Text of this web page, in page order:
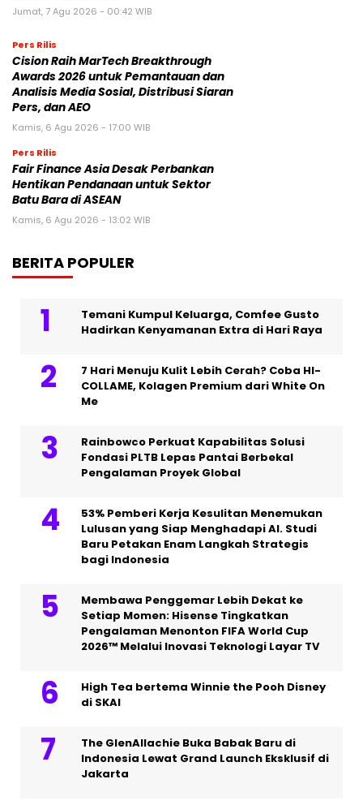
Jumat, 7 Agu 2026 - 00:42 WIB
Pers Rilis
Cision Raih MarTech Breakthrough
Awards 2026 untuk Pemantauan dan
Analisis Media Sosial, Distribusi Siaran
Pers, dan AEO
Kamis, 6 Agu 2026 - 17:00 WIB
Pers Rilis
Fair Finance Asia Desak Perbankan
Hentikan Pendanaan untuk Sektor
Batu Bara di ASEAN
Kamis, 6 Agu 2026 - 13:02 WIB
BERITA POPULER
Temani Kumpul Keluarga, Comfee Gusto
Hadirkan Kenyamanan Extra di Hari Raya
7 Hari Menuju Kulit Lebih Cerah? Coba HI-
COLLAME, Kolagen Premium dari White On
Me
Rainbowco Perkuat Kapabilitas Solusi
Fondasi PLTB Lepas Pantai Berbekal
Pengalaman Proyek Global
53% Pemberi Kerja Kesulitan Menemukan
Lulusan yang Siap Menghadapi AI. Studi
Baru Petakan Enam Langkah Strategis
bagi Indonesia
Membawa Penggemar Lebih Dekat ke
Setiap Momen: Hisense Tingkatkan
Pengalaman Menonton FIFA World Cup
2026™ Melalui Inovasi Teknologi Layar TV
High Tea bertema Winnie the Pooh Disney
di SKAI
The GlenAllachie Buka Babak Baru di
Indonesia Lewat Grand Launch Eksklusif di
Jakarta